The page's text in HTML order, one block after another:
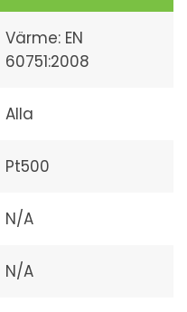
Värme: EN
60751:2008
Alla
Pt500
N/A
N/A